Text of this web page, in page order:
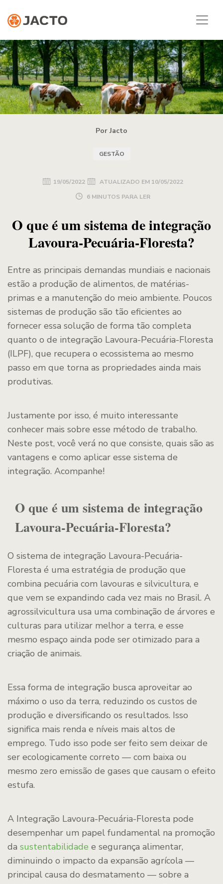
Por Jacto
GESTÃO
19/05/2022 ATUALIZADO EM 10/05/2022
6 MINUTOS PARA LER
O que é um sistema de integração
Lavoura-Pecuária-Floresta?
Entre as principais demandas mundiais e nacionais
estão a produção de alimentos, de matérias-
primas e a manutenção do meio ambiente. Poucos
sistemas de produção são tão eficientes ao
fornecer essa solução de forma tão completa
quanto o de integração Lavoura-Pecuária-Floresta
(ILPF), que recupera o ecossistema ao mesmo
passo em que torna as propriedades ainda mais
produtivas.
Justamente por isso, é muito interessante
conhecer mais sobre esse método de trabalho.
Neste post, você verá no que consiste, quais são as
vantagens e como aplicar esse sistema de
integração. Acompanhe!
O que é um sistema de integração
Lavoura-Pecuária-Floresta?
O sistema de integração Lavoura-Pecuária-
Floresta é uma estratégia de produção que
combina pecuária com lavouras e silvicultura, e
que vem se expandindo cada vez mais no Brasil. A
agrossilvicultura usa uma combinação de árvores e
culturas para utilizar melhor a terra, e esse
mesmo espaço ainda pode ser otimizado para a
criação de animais.
Essa forma de integração busca aproveitar ao
máximo o uso da terra, reduzindo os custos de
produção e diversificando os resultados. Isso
significa mais renda e níveis mais altos de
emprego. Tudo isso pode ser feito sem deixar de
ser ecologicamente correto — com baixa ou
mesmo zero emissão de gases que causam o efeito
estufa.
A Integração Lavoura-Pecuária-Floresta pode
desempenhar um papel fundamental na promoção
da sustentabilidade e segurança alimentar,
diminuindo o impacto da expansão agrícola —
principal causa do desmatamento — sobre a